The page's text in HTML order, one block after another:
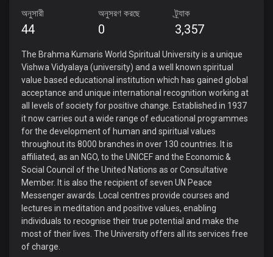
অনুসারী
44
অনুসরণ করছে
0
ট্র্যাক
3,357
The Brahma Kumaris World Spiritual University is a unique
Vishwa Vidyalaya (university) and a well known spiritual
value based educational institution which has gained global
acceptance and unique international recognition working at
all levels of society for positive change. Established in 1937
it now carries out a wide range of educational programmes
for the development of human and spiritual values
throughout its 8000 branches in over 130 countries. It is
affiliated, as an NGO, to the UNICEF and the Economic &
Social Council of the United Nations as or Consultative
Member. It is also the recipient of seven UN Peace
Messenger awards. Local centres provide courses and
lectures in meditation and positive values, enabling
individuals to recognise their true potential and make the
most of their lives. The University offers all its services free
of charge.